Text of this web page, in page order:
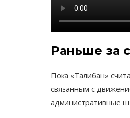
Раньше за
Пока «Талибан»
связанным с
административные